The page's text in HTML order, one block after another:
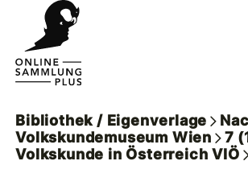
Bibliothek / Eigenverlage
Volkskundemuseum Wien
7
Volkskunde in Österreich VIÖ